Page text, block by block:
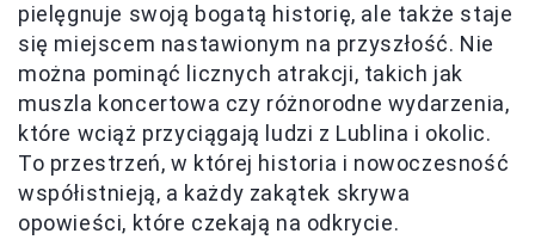
pielęgnuje swoją bogatą historię, ale także staje
się miejscem nastawionym na przyszłość. Nie
można pominąć licznych atrakcji, takich jak
muszla koncertowa czy różnorodne wydarzenia,
które wciąż przyciągają ludzi z Lublina i okolic.
To przestrzeń, w której historia i nowoczesność
współistnieją, a każdy zakątek skrywa
opowieści, które czekają na odkrycie.